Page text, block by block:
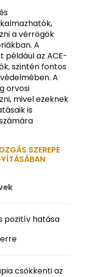
a vérrögök
A
például az ACE-
szintén fontos
A
orvosi
mivel ezeknek
is
SZEREPE
pozitív hatása
csökkenti az